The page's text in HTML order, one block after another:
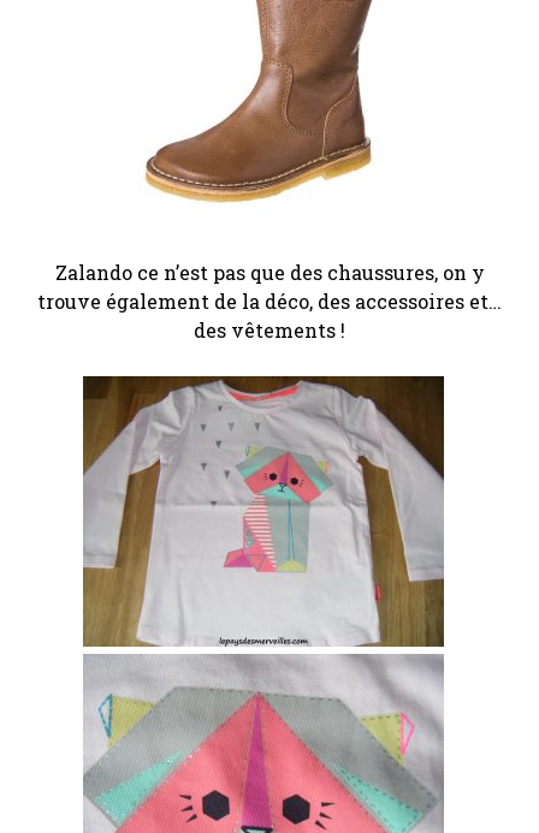
Zalando ce n’est pas que des chaussures, on y
trouve également de la déco, des accessoires et…
des vêtements !